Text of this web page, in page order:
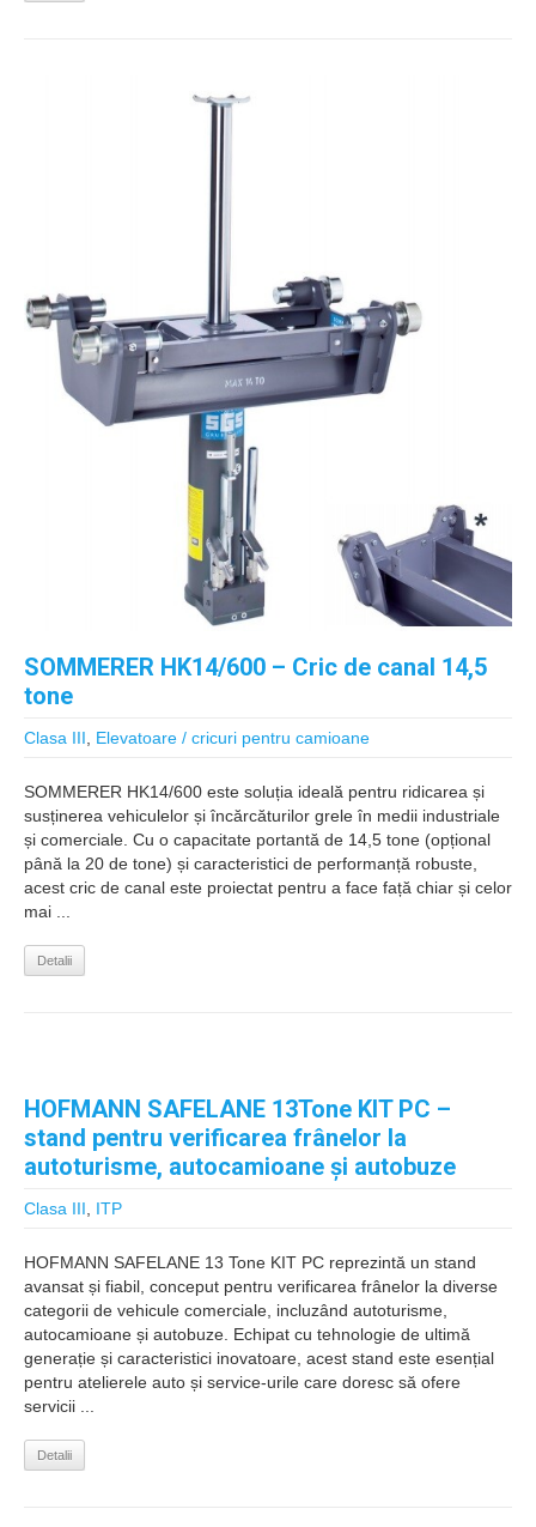
SOMMERER HK14/600 – Cric de canal 14,5
tone
Clasa III Elevatoare / cricuri pentru camioane
SOMMERER HK14/600 este soluția ideală pentru ridicarea și
susținerea vehiculelor și încărcăturilor grele în medii industriale
și comerciale. Cu o capacitate portantă de 14,5 tone (opțional
până la 20 de tone) și caracteristici de performanță robuste,
acest cric de canal este proiectat pentru a face față chiar și celor
mai ...
Detalii
HOFMANN SAFELANE 13Tone KIT PC –
stand pentru verificarea frânelor la
autoturisme, autocamioane şi autobuze
Clasa III ITP
HOFMANN SAFELANE 13 Tone KIT PC reprezintă un stand
avansat și fiabil, conceput pentru verificarea frânelor la diverse
categorii de vehicule comerciale, incluzând autoturisme,
autocamioane și autobuze. Echipat cu tehnologie de ultimă
generație și caracteristici inovatoare, acest stand este esențial
pentru atelierele auto și service-urile care doresc să ofere
servicii ...
Detalii